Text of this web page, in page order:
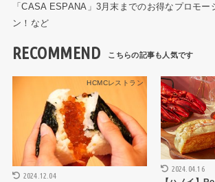
「CASA ESPANA」3月末までのお得なプロモー
ン！など
RECOMMEND
HCMCレストラン
2024.12.04
2024.04.16